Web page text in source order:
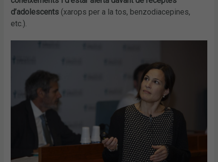
d’adolescents (xarops per a la tos, benzodiacepines,
etc.).